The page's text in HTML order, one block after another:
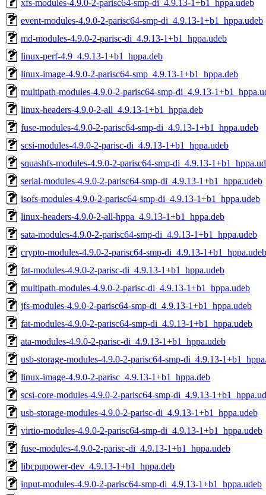
xfs-modules-4.9.0-2-parisc64-smp-di_4.9.13-1+b1_hppa.udeb
event-modules-4.9.0-2-parisc64-smp-di_4.9.13-1+b1_hppa.udeb
md-modules-4.9.0-2-parisc-di_4.9.13-1+b1_hppa.udeb
linux-perf-4.9_4.9.13-1+b1_hppa.deb
linux-image-4.9.0-2-parisc64-smp_4.9.13-1+b1_hppa.deb
multipath-modules-4.9.0-2-parisc64-smp-di_4.9.13-
linux-headers-4.9.0-2-all_4.9.13-1+b1_hppa.deb
fuse-modules-4.9.0-2-parisc64-smp-di_4.9.13-1+b1_hppa.udeb
scsi-modules-4.9.0-2-parisc-di_4.9.13-1+b1_hppa.udeb
squashfs-modules-4.9.0-2-parisc64-smp-di_4.9.13-
serial-modules-4.9.0-2-parisc64-smp-di_4.9.13-1+b1_hppa.udeb
isofs-modules-4.9.0-2-parisc64-smp-di_4.9.13-1+b1_hppa.udeb
linux-headers-4.9.0-2-all-hppa_4.9.13-1+b1_hppa.deb
sata-modules-4.9.0-2-parisc64-smp-di_4.9.13-1+b1_hppa.udeb
crypto-modules-4.9.0-2-parisc64-smp-di_4.9.13-1+b1_hppa.udeb
fat-modules-4.9.0-2-parisc-di_4.9.13-1+b1_hppa.udeb
multipath-modules-4.9.0-2-parisc-di_4.9.13-1+b1_hppa.udeb
jfs-modules-4.9.0-2-parisc64-smp-di_4.9.13-1+b1_hppa.udeb
fat-modules-4.9.0-2-parisc64-smp-di_4.9.13-1+b1_hppa.udeb
ata-modules-4.9.0-2-parisc-di_4.9.13-1+b1_hppa.udeb
usb-storage-modules-4.9.0-2-parisc64-smp-di_4.9.13-
linux-image-4.9.0-2-parisc_4.9.13-1+b1_hppa.deb
scsi-core-modules-4.9.0-2-parisc64-smp-di_4.9.13-
usb-storage-modules-4.9.0-2-parisc-di_4.9.13-1+b1_hppa.udeb
virtio-modules-4.9.0-2-parisc64-smp-di_4.9.13-1+b1_hppa.udeb
fuse-modules-4.9.0-2-parisc-di_4.9.13-1+b1_hppa.udeb
libcpupower-dev_4.9.13-1+b1_hppa.deb
input-modules-4.9.0-2-parisc64-smp-di_4.9.13-1+b1_hppa.udeb